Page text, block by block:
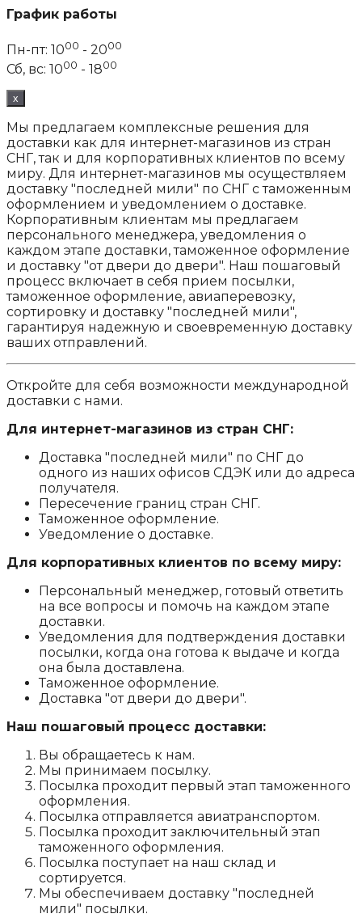
График работы
Пн-пт: 1000 - 2000
Сб, вс: 1000 - 1800
x
Мы предлагаем комплексные решения для
доставки как для интернет-магазинов из стран
СНГ, так и для корпоративных клиентов по всему
миру. Для интернет-магазинов мы осуществляем
доставку "последней мили" по СНГ с таможенным
оформлением и уведомлением о доставке.
Корпоративным клиентам мы предлагаем
персонального менеджера, уведомления о
каждом этапе доставки, таможенное оформление
и доставку "от двери до двери". Наш пошаговый
процесс включает в себя прием посылки,
таможенное оформление, авиаперевозку,
сортировку и доставку "последней мили",
гарантируя надежную и своевременную доставку
ваших отправлений.
Откройте для себя возможности международной
доставки с нами.
Для интернет-магазинов из стран СНГ:
Доставка "последней мили" по СНГ до
одного из наших офисов СДЭК или до адреса
получателя.
Пересечение границ стран СНГ.
Таможенное оформление.
Уведомление о доставке.
Для корпоративных клиентов по всему миру:
Персональный менеджер, готовый ответить
на все вопросы и помочь на каждом этапе
доставки.
Уведомления для подтверждения доставки
посылки, когда она готова к выдаче и когда
она была доставлена.
Таможенное оформление.
Доставка "от двери до двери".
Наш пошаговый процесс доставки:
Вы обращаетесь к нам.
Мы принимаем посылку.
Посылка проходит первый этап таможенного
оформления.
Посылка отправляется авиатранспортом.
Посылка проходит заключительный этап
таможенного оформления.
Посылка поступает на наш склад и
сортируется.
Мы обеспечиваем доставку "последней
мили" посылки.